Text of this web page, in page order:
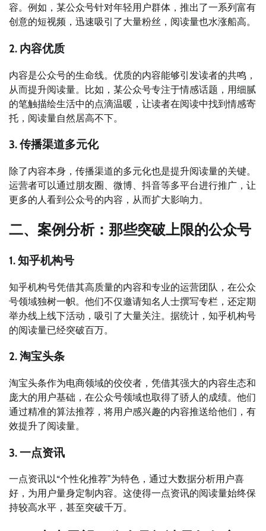
容。例如，某公众号针对年轻用户群体，推出了一系列富有
创意的短视频，迅速吸引了大量粉丝，阅读量也水涨船高。
2. 内容优质
内容是公众号的生命线。优质的内容能够引发读者的共鸣，
从而提升阅读量。比如，某公众号专注于情感话题，用细腻
的笔触描绘生活中的点滴温暖，让读者在阅读中找到情感寄
托，阅读量自然居高不下。
3. 传播渠道多元化
除了内容本身，传播渠道的多元化也是提升阅读量的关键。
运营者可以通过朋友圈、微博、抖音等多平台进行推广，让
更多的人看到公众号的内容，从而扩大影响力。
二、案例分析：那些突破上限的公众号
1. 知乎机构号
知乎机构号凭借其高质量的内容和专业的运营团队，在公众
号领域独树一帜。他们不仅邀请知名人士撰写专栏，还定期
举办线上线下活动，吸引了大量关注。据统计，知乎机构号
的阅读量已经突破百万。
2. 淘宝头条
淘宝头条作为电商领域的佼佼者，凭借其强大的内容生态和
庞大的用户基础，在公众号领域也取得了骄人的成绩。他们
通过精准的算法推荐，将用户感兴趣的内容推送给他们，有
效提升了阅读量。
3. 一点资讯
一点资讯以“个性化推荐”为特色，通过大数据分析用户喜
好，为用户量身定制内容。这使得一点资讯的阅读量始终保
持较高水平，甚至突破千万。